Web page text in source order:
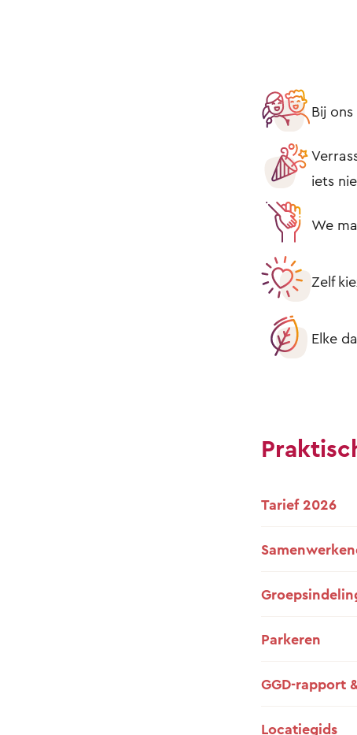
Bij
iets
We
Zelf
Elke
Tarief 2026
Parkeren
GGD-rapport
Locatiegids